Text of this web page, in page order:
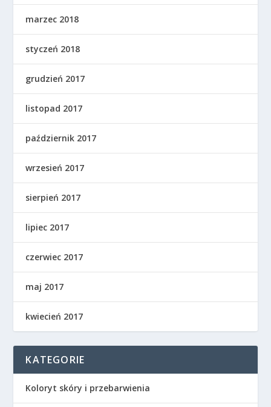
marzec 2018
styczeń 2018
grudzień 2017
listopad 2017
październik 2017
wrzesień 2017
sierpień 2017
lipiec 2017
czerwiec 2017
maj 2017
kwiecień 2017
KATEGORIE
Koloryt skóry i przebarwienia